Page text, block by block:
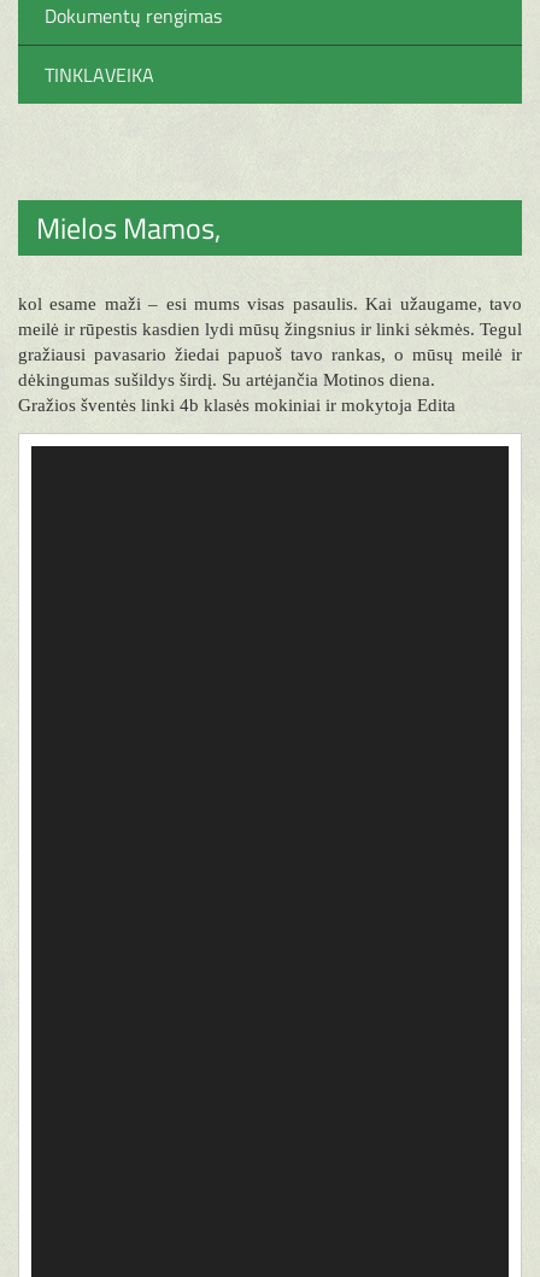
Dokumentų rengimas
TINKLAVEIKA
Mielos Mamos,
kol esame maži – esi mums visas pasaulis. Kai užaugame, tavo
meilė ir rūpestis kasdien lydi mūsų žingsnius ir linki sėkmės. Tegul
gražiausi pavasario žiedai papuoš tavo rankas, o mūsų meilė ir
dėkingumas sušildys širdį. Su artėjančia Motinos diena.
Gražios šventės linki 4b klasės mokiniai ir mokytoja Edita